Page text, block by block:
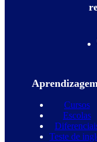
Aprendizagem
Cursos
Escolas
Teste de